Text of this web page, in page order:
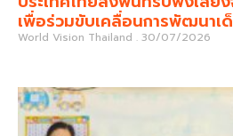
เพื่อร่วมขับเคลื่อนการพัฒนาเ
World Vision Thailand 30/07/2026